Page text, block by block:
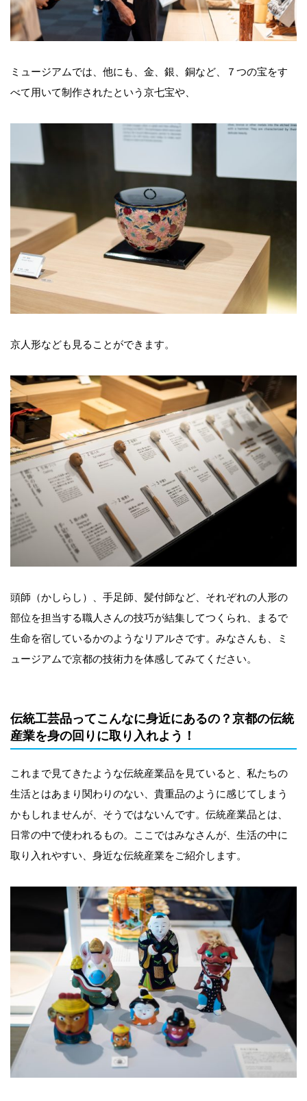
ミュージアムでは、他にも、金、銀、銅など、７つの宝をす
べて用いて制作されたという京七宝や、
京人形なども見ることができます。
頭師（かしらし）、手足師、髪付師など、それぞれの人形の
部位を担当する職人さんの技巧が結集してつくられ、まるで
生命を宿しているかのようなリアルさです。みなさんも、ミ
ュージアムで京都の技術力を体感してみてください。
伝統工芸品ってこんなに身近にあるの？京都の伝統
産業を身の回りに取り入れよう！
これまで見てきたような伝統産業品を見ていると、私たちの
生活とはあまり関わりのない、貴重品のように感じてしまう
かもしれませんが、そうではないんです。伝統産業品とは、
日常の中で使われるもの。ここではみなさんが、生活の中に
取り入れやすい、身近な伝統産業をご紹介します。